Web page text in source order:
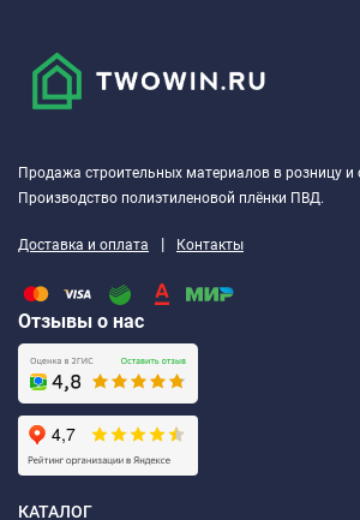
Продажа строительных материалов в розницу и
Производство полиэтиленовой плёнки ПВД.
Доставка и оплата | Контакты
Отзывы о нас
КАТАЛОГ